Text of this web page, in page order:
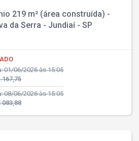
219 m² (área construída) -
da Serra - Jundiaí - SP
01/06/2026 às 15:05
08/06/2026 às 15:05